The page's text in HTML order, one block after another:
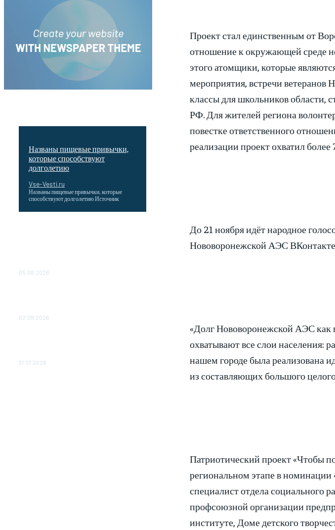
Названы пищевые привычки,
которые способствуют
долголетию
Vse-Vesti.ru
Названы пищевые привычки, которые
способствуют долголетию Источник
05.08.2026
02.08.2026
31.07.2026
Проект стал единственным от
отношение к окружающей среде
этого атомщики, которые
мероприятия, встречи ветеранов
классы для школьников области,
РФ. Для жителей региона
повестке ответственного
реализации проект охватил более
До 21 ноября идёт народное
Нововоронежской АЭС
«Долг Нововоронежской АЭС как
охватывают все слои населения:
нашем городе была реализована
из составляющих большого
Патриотический проект «Чтобы
региональном этапе в номинации
специалист отдела
профсоюзной организации
институте, Доме детского